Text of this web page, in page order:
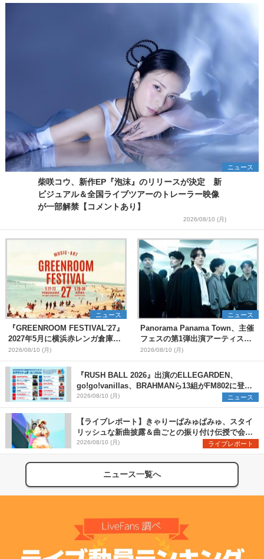
ニュース
柴咲コウ、新作EP『泡沫』のリリースが決定 新
ビジュアル＆全国ライブツアーのトレーラー映像
が一部解禁【コメントあり】
2026/08/10 (月)
ニュース
『GREENROOM FESTIVAL'27』
2027年5月に横浜赤レンガ倉庫、
神戸メリケンパークで開催決定
2026/08/10 (月)
ニュース
Panorama Panama Town、主催
フェスの第1弾出演アーティスト
として愛はズボーン、夜の本気ダ
ンスらを発表 「plus∈you」の
MVも公開に
2026/08/10 (月)
『RUSH BALL 2026』出演のELLEGARDEN、
go!go!vanillas、BRAHMANら13組がFM802に登
場、他出演アーティストの“渾身の1曲”をセレクト
2026/08/10 (月) ニュース
【ライブレポート】きゃりーぱみゅぱみゅ、スタイ
リッシュな新曲披露＆曲ごとの振り付け伝授で会場
を盛り上げまくる！＜LuckyFes’26＞
2026/08/10 (月) ライブレポート
ニュース一覧へ